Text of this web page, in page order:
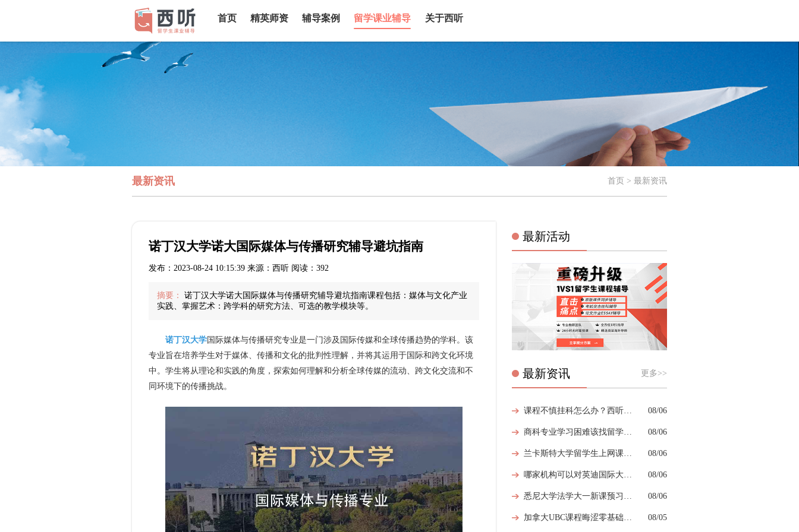
首页 精英师资 辅导案例 留学课业辅导 关于西听
最新资讯 首页 > 最新资讯
诺丁汉大学诺大国际媒体与传播研究辅导避坑指南
发布：2023-08-24 10:15:39 来源：西听 阅读：392
摘要：
诺丁汉大学诺大国际媒体与传播研究辅导避坑指南课程包括：媒体与文化产业
实践、掌握艺术：跨学科的研究方法、可选的教学模块等。
诺丁汉大学国际媒体与传播研究专业是一门涉及国际传媒和全球传播趋势的学科。该
专业旨在培养学生对于媒体、传播和文化的批判性理解，并将其运用于国际和跨文化环境
中。学生将从理论和实践的角度，探索如何理解和分析全球传媒的流动、跨文化交流和不
同环境下的传播挑战。
最新活动
最新资讯 更多>>
08/06
08/06
08/06
08/06
08/06
08/05